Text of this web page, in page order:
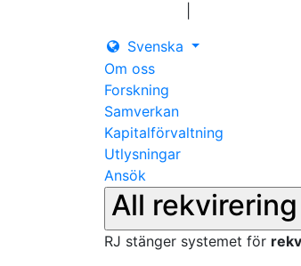
Svenska
Om oss
Forskning
Samverkan
Kapitalförvaltning
Utlysningar
Ansök
All
RJ stänger systemet för